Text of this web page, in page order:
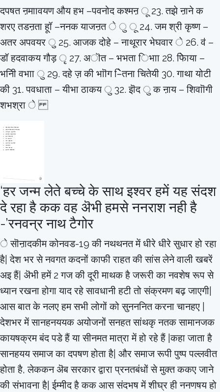
दपषत ऩमाावयण औय हभ –पवनोद कश्मऩ ू 23. तझे ऩाने क
शरए तडऩता हूॉ –ननक याजऩत े ु ू 24. जम श्री कृष्ण –
अतर अपवयर ु 25. आजक दोहे – नाथूरार भेघवार े 26. वऺ –
डॉ हदवाकय गौड़ ृ 27. अॊत – भभता िभाा 28. फेिाया –
भनीि वभाा ु 29. दहे ज़ की भाॊग –िेतना चितेयी 30. गाथा योटी
की 31. पवधाता – यीभा ठाकय ु 32. इॊद ु क ऩाय – शिवाॊगी
शभश्रा े
‘हर जन्म लेते बच्चे के साथ इश्वर हमें यह संदश
दे रहा है कक वह ऄभी हमसे ननराश नही है
-’रनवन्र नाथ टैगोर
े सॊऩादकीम कोनवड-19 की नथथनत में धीरे धीरे सुधार हो रहा
है| देश भर से नवगत कदनों काफी राहत की सांस लेने वाली खबरें
अइ हैं| ऄभी हमें 2 गज की दूरी माथक है जरूरी का नवशेष रूप से
ध्यान रखना होगा याद रहे सावधानी हटी तो संक्रमण बढ़ जाएगी|
आस बात के नलए हम सभी लोगों को सुनननित करना चानहए |
देशभर में सानहनययक अयोजनों सनहत सांथकृ नतक सामानजक
कायषक्रम बंद पडे हैं या सीनमत मात्रा में हो रहे हैं |कहा जाता है
सानहयय समाज का दपषण होता है| और समाज रूपी पुष्प पल्लवीत
होता है, लेककन ऄब सरकार द्वारा प्रनतबंधों से मुक्त ककए जाने
की संभावना है| ईम्मीद है कक आस संदभष में शीघ्र ही ननणषय हो